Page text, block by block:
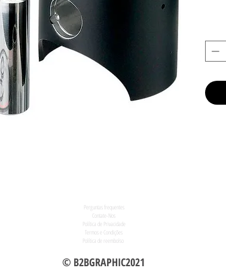
Perguntas frequentes
Contate-Nos
Política de Privacidade
Termos e Condições
Política de reembolso
© B2BGRAPHIC2021